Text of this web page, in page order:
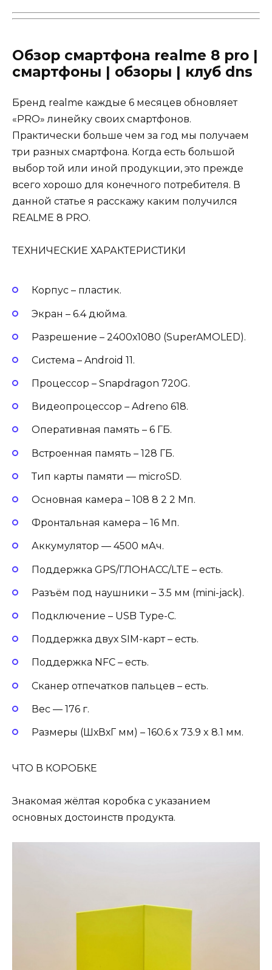
Обзор смартфона realme 8 pro |
смартфоны | обзоры | клуб dns
Бренд realme каждые 6 месяцев обновляет
«PRO» линейку своих смартфонов.
Практически больше чем за год мы получаем
три разных смартфона. Когда есть большой
выбор той или иной продукции, это прежде
всего хорошо для конечного потребителя. В
данной статье я расскажу каким получился
REALME 8 PRO.
ТЕХНИЧЕСКИЕ ХАРАКТЕРИСТИКИ
Корпус – пластик.
Экран – 6.4 дюйма.
Разрешение – 2400х1080 (SuperAMOLED).
Система – Android 11.
Процессор – Snapdragon 720G.
Видеопроцессор – Adreno 618.
Оперативная память – 6 ГБ.
Встроенная память – 128 ГБ.
Тип карты памяти — microSD.
Основная камера – 108 8 2 2 Мп.
Фронтальная камера – 16 Мп.
Аккумулятор — 4500 мАч.
Поддержка GPS/ГЛОНАСС/LTE – есть.
Разъём под наушники – 3.5 мм (mini-jack).
Подключение – USB Type-C.
Поддержка двух SIM-карт – есть.
Поддержка NFC – есть.
Сканер отпечатков пальцев – есть.
Вес — 176 г.
Размеры (ШхВхГ мм) – 160.6 x 73.9 x 8.1 мм.
ЧТО В КОРОБКЕ
Знакомая жёлтая коробка с указанием
основных достоинств продукта.